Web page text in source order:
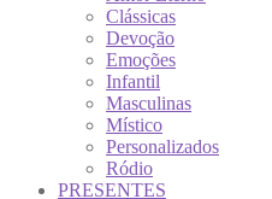
Clássicas
Devoção
Emoções
Infantil
Masculinas
Místico
Personalizados
Ródio
PRESENTES